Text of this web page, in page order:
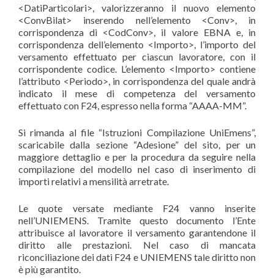
<DatiParticolari>, valorizzeranno il nuovo elemento
<ConvBilat> inserendo nell’elemento <Conv>, in
corrispondenza di <CodConv>, il valore EBNA e, in
corrispondenza dell’elemento <Importo>, l’importo del
versamento effettuato per ciascun lavoratore, con il
corrispondente codice. L’elemento <Importo> contiene
l’attributo <Periodo>, in corrispondenza del quale andrà
indicato il mese di competenza del versamento
effettuato con F24, espresso nella forma “AAAA-MM”.
Si rimanda al file “Istruzioni Compilazione UniEmens”,
scaricabile dalla sezione “Adesione” del sito, per un
maggiore dettaglio e per la procedura da seguire nella
compilazione del modello nel caso di inserimento di
importi relativi a mensilità arretrate.
Le quote versate mediante F24 vanno inserite
nell’UNIEMENS. Tramite questo documento l’Ente
attribuisce al lavoratore il versamento garantendone il
diritto alle prestazioni. Nel caso di mancata
riconciliazione dei dati F24 e UNIEMENS tale diritto non
è più garantito.